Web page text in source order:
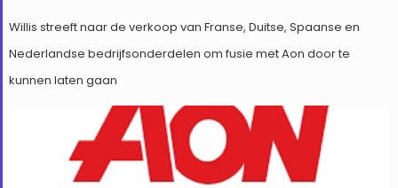
Willis streeft naar de verkoop van Franse, Duitse, Spaanse en
Nederlandse bedrijfsonderdelen om fusie met Aon door te
kunnen laten gaan